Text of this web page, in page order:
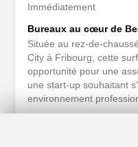
Immédiatement
Bureaux au cœur de
Située au rez-de-
City à Fribourg, cette
opportunité pour une
une start-up souhaitant
environnement
trois grands bureaux